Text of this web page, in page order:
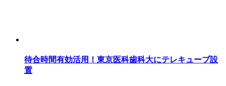
待合時間有効活用！東京医科歯科大にテレキューブ設
置